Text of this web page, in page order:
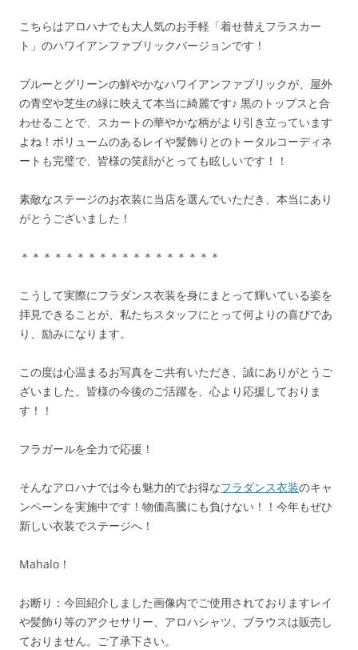
こちらはアロハナでも大人気のお手軽「着せ替えフラスカー
ト」のハワイアンファブリックバージョンです！
ブルーとグリーンの鮮やかなハワイアンファブリックが、屋外
の青空や芝生の緑に映えて本当に綺麗です♪ 黒のトップスと合
わせることで、スカートの華やかな柄がより引き立っています
よね！ボリュームのあるレイや髪飾りとのトータルコーディネ
ートも完璧で、皆様の笑顔がとっても眩しいです！！
素敵なステージのお衣装に当店を選んでいただき、本当にあり
がとうございました！
＊＊＊＊＊＊＊＊＊＊＊＊＊＊＊＊＊＊
こうして実際にフラダンス衣装を身にまとって輝いている姿を
拝見できることが、私たちスタッフにとって何よりの喜びであ
り、励みになります。
この度は心温まるお写真をご共有いただき、誠にありがとうご
ざいました。皆様の今後のご活躍を、心より応援しておりま
す！！
フラガールを全力で応援！
そんなアロハナでは今も魅力的でお得なフラダンス衣装のキャ
ンペーンを実施中です！物価高騰にも負けない！！今年もぜひ
新しい衣装でステージへ！
Mahalo！
お断り：今回紹介しました画像内でご使用されておりますレイ
や髪飾り等のアクセサリー、アロハシャツ、ブラウスは販売し
ておりません。ご了承下さい。